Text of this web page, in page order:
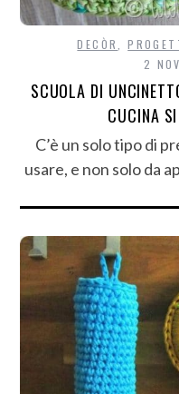
DECÒR ,
2
SCUOLA DI
CUCINA
C’è un solo tipo di
usare, e non solo da